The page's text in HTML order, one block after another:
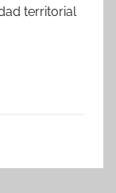
territorial